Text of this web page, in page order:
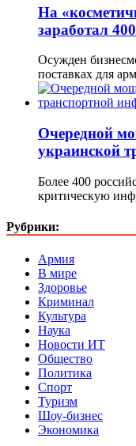
На
заработал
Осужден
поставках для
Очередной
украинской
Более 400
критическую
Рубрики:
Армия
В мире
Здоровье
Криминал
Культура
Наука
Новости ИТ
Общество
Политика
Спорт
Туризм
Шоу-бизнес
Экономика